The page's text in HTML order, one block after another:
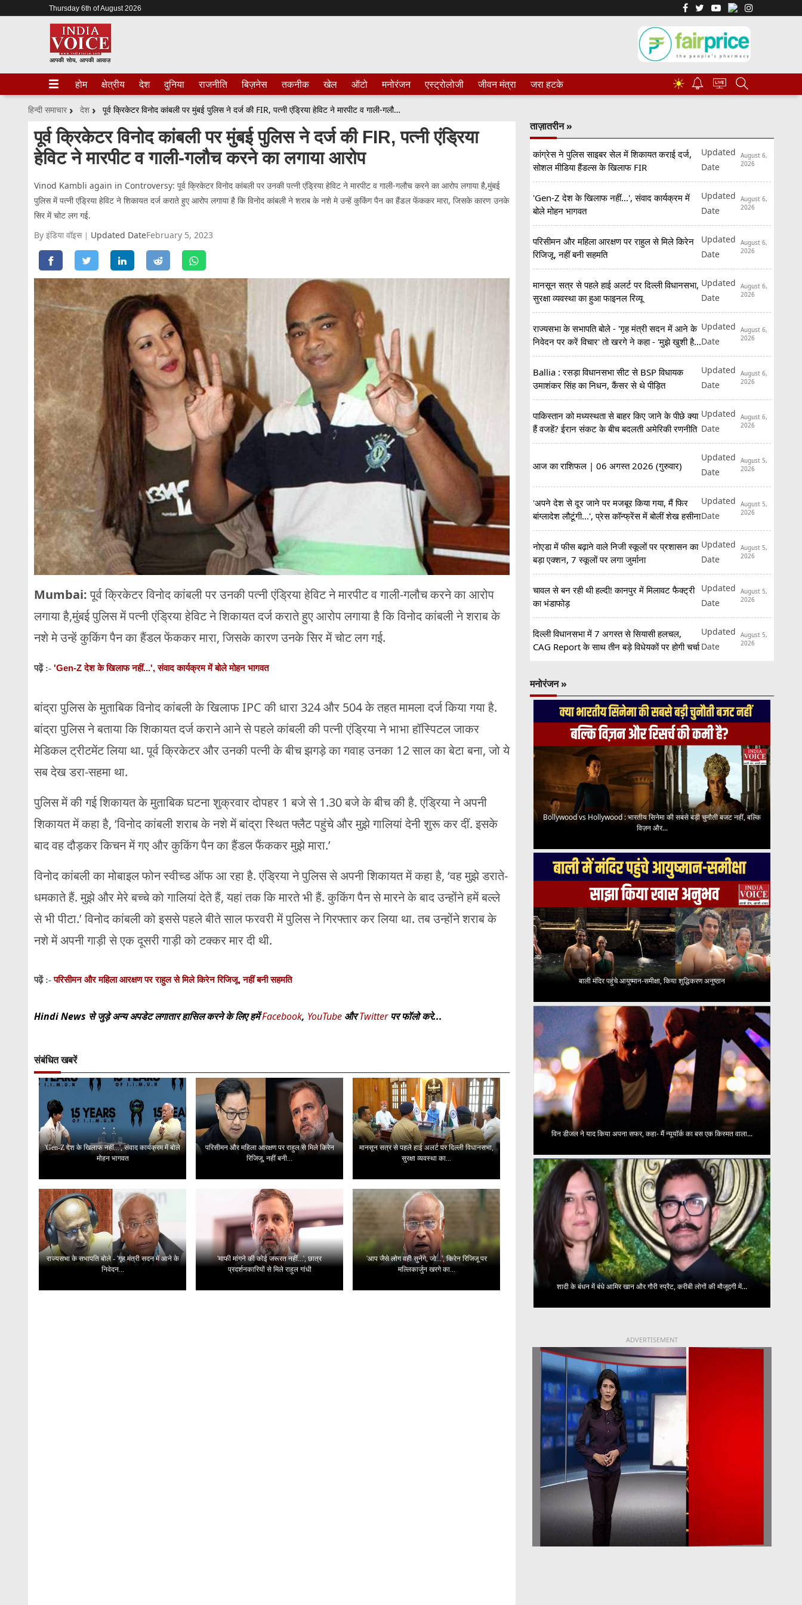
Thursday 6th of August 2026
होम क्षेत्रीय देश दुनिया राजनीति बिज़नेस तकनीक खेल ऑटो मनोरंजन एस्ट्रोलोजी जीवन मंत्रा जरा हटके ☀
हिन्दी समाचार देश पूर्व क्रिकेटर विनोद कांबली पर मुंबई पुलिस ने दर्ज की FIR, पत्नी एंड्रिया हेविट ने मारपीट व गाली-गलौच करने का लगाया आरोप
पूर्व क्रिकेटर विनोद कांबली पर मुंबई पुलिस ने दर्ज की FIR, पत्नी एंड्रिया
हेविट ने मारपीट व गाली-गलौच करने का लगाया आरोप
Vinod Kambli again in Controversy: पूर्व क्रिकेटर विनोद कांबली पर उनकी पत्नी एंड्रिया हेविट ने मारपीट व गाली-गलौच करने का आरोप लगाया है,मुंबई
पुलिस में पत्नी एंड्रिया हेविट ने शिकायत दर्ज कराते हुए आरोप लगाया है कि विनोद कांबली ने शराब के नशे मे उन्हें कुकिंग पैन का हैंडल फेंककर मारा, जिसके कारण उनके
सिर में चोट लग गई.
By इंडिया वॉइस
Updated DateFebruary 5, 2023
Mumbai:पूर्व क्रिकेटर विनोद कांबली पर उनकी पत्नी एंड्रिया हेविट ने मारपीट व गाली-गलौच करने का आरोप
लगाया है,मुंबई पुलिस में पत्नी एंड्रिया हेविट ने शिकायत दर्ज कराते हुए आरोप लगाया है कि विनोद कांबली ने शराब के
नशे मे उन्हें कुकिंग पैन का हैंडल फेंककर मारा, जिसके कारण उनके सिर में चोट लग गई.
पढ़ें :- 'Gen-Z देश के खिलाफ नहीं...', संवाद कार्यक्रम में बोले मोहन भागवत
बांद्रा पुलिस के मुताबिक विनोद कांबली के खिलाफ IPC की धारा 324 और 504 के तहत मामला दर्ज किया गया है.
बांद्रा पुलिस ने बताया कि शिकायत दर्ज कराने आने से पहले कांबली की पत्नी एंड्रिया ने भाभा हॉस्पिटल जाकर
मेडिकल ट्रीटमेंट लिया था. पूर्व क्रिकेटर और उनकी पत्नी के बीच झगड़े का गवाह उनका 12 साल का बेटा बना, जो ये
सब देख डरा-सहमा था.
पुलिस में की गई शिकायत के मुताबिक घटना शुक्रवार दोपहर 1 बजे से 1.30 बजे के बीच की है. एंड्रिया ने अपनी
शिकायत में कहा है, ‘विनोद कांबली शराब के नशे में बांद्रा स्थित फ्लैट पहुंचे और मुझे गालियां देनी शुरू कर दीं. इसके
बाद वह दौड़कर किचन में गए और कुकिंग पैन का हैंडल फैंककर मुझे मारा.’
विनोद कांबली का मोबाइल फोन स्वीच्ड ऑफ आ रहा है. एंड्रिया ने पुलिस से अपनी शिकायत में कहा है, ‘वह मुझे डराते-
धमकाते हैं. मुझे और मेरे बच्चे को गालियां देते हैं, यहां तक कि मारते भी हैं. कुकिंग पैन से मारने के बाद उन्होंने हमें बल्ले
से भी पीटा.’ विनोद कांबली को इससे पहले बीते साल फरवरी में पुलिस ने गिरफ्तार कर लिया था. तब उन्होंने शराब के
नशे में अपनी गाड़ी से एक दूसरी गाड़ी को टक्कर मार दी थी.
पढ़ें :-परिसीमन और महिला आरक्षण पर राहुल से मिले किरेन रिजिजू, नहीं बनी सहमति
Hindi News से जुड़े अन्य अपडेट लगातार हासिल करने के लिए हमेंFacebook, YouTube औरTwitterपर फॉलो करे...
संबंधित खबरें
'Gen-Z देश के खिलाफ नहीं...', संवाद कार्यक्रम में बोले
मोहन भागवत
परिसीमन और महिला आरक्षण पर राहुल से मिले किरेन
रिजिजू, नहीं बनी...
मानसून सत्र से पहले हाई अलर्ट पर दिल्ली विधानसभा,
सुरक्षा व्यवस्था का...
राज्यसभा के सभापति बोले - 'गृह मंत्री सदन में आने के
निवेदन...
'माफी मांगने की कोई जरूरत नहीं...', छात्र
प्रदर्शनकारियों से मिले राहुल गांधी
'आप जैसे लोग वही सुनेंगे, जो...', किरेन रिजिजू पर
मल्लिकार्जुन खरगे का...
ताज़ातरीन »
कांग्रेस ने पुलिस साइबर सेल में शिकायत कराई दर्ज,
सोशल मीडिया हैंडल्स के खिलाफ FIR
Updated
Date
August 6,
2026
'Gen-Z देश के खिलाफ नहीं...', संवाद कार्यक्रम में
बोले मोहन भागवत
Updated
Date
August 6,
2026
परिसीमन और महिला आरक्षण पर राहुल से मिले किरेन
रिजिजू, नहीं बनी सहमति
Updated
Date
August 6,
2026
मानसून सत्र से पहले हाई अलर्ट पर दिल्ली विधानसभा,
सुरक्षा व्यवस्था का हुआ फाइनल रिव्यू
Updated
Date
August 6,
2026
राज्यसभा के सभापति बोले - 'गृह मंत्री सदन में आने के
निवेदन पर करें विचार' तो खरगे ने कहा - 'मुझे खुशी है
कि...'
Updated
Date
August 6,
2026
Ballia : रसड़ा विधानसभा सीट से BSP विधायक
उमाशंकर सिंह का निधन, कैंसर से थे पीड़ित
Updated
Date
August 6,
2026
पाकिस्तान को मध्यस्थता से बाहर किए जाने के पीछे क्या
हैं वजहें? ईरान संकट के बीच बदलती अमेरिकी रणनीति
Updated
Date
August 6,
2026
आज का राशिफल | 06 अगस्त 2026 (गुरुवार)
Updated
Date
August 5,
2026
'अपने देश से दूर जाने पर मजबूर किया गया, मैं फिर
बांग्लादेश लौटूंगी...', प्रेस कॉन्फ्रेंस में बोलीं शेख हसीना
Updated
Date
August 5,
2026
नोएडा में फीस बढ़ाने वाले निजी स्कूलों पर प्रशासन का
बड़ा एक्शन, 7 स्कूलों पर लगा जुर्माना
Updated
Date
August 5,
2026
चावल से बन रही थी हल्दी! कानपुर में मिलावट फैक्ट्री
का भंडाफोड़
Updated
Date
August 5,
2026
दिल्ली विधानसभा में 7 अगस्त से सियासी हलचल,
CAG Report के साथ तीन बड़े विधेयकों पर होगी चर्चा
Updated
Date
August 5,
2026
मनोरंजन »
Bollywood vs Hollywood : भारतीय सिनेमा की सबसे बड़ी चुनौती बजट नहीं, बल्कि
विज़न और...
बाली मंदिर पहुंचे आयुष्मान-समीक्षा, किया शुद्धिकरण अनुष्ठान
विन डीजल ने याद किया अपना सफर, कहा- मैं न्यूयॉर्क का बस एक किस्मत वाला...
शादी के बंधन में बंधे आमिर खान और गौरी स्प्रैट, करीबी लोगों की मौजूदगी में...
ADVERTISEMENT